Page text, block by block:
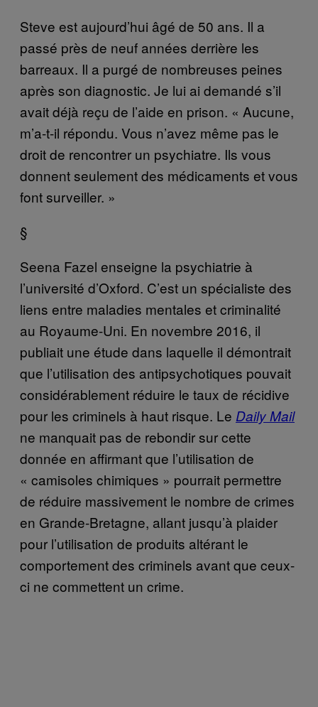
Steve est aujourd’hui âgé de 50 ans. Il a
passé près de neuf années derrière les
barreaux. Il a purgé de nombreuses peines
après son diagnostic. Je lui ai demandé s’il
avait déjà reçu de l’aide en prison. « Aucune,
m’a-t-il répondu. Vous n’avez même pas le
droit de rencontrer un psychiatre. Ils vous
donnent seulement des médicaments et vous
font surveiller. »
§
Seena Fazel enseigne la psychiatrie à
l’université d’Oxford. C’est un spécialiste des
liens entre maladies mentales et criminalité
au Royaume-Uni. En novembre 2016, il
publiait une étude dans laquelle il démontrait
que l’utilisation des antipsychotiques pouvait
considérablement réduire le taux de récidive
pour les criminels à haut risque. Le Daily Mail
ne manquait pas de rebondir sur cette
donnée en affirmant que l’utilisation de
« camisoles chimiques » pourrait permettre
de réduire massivement le nombre de crimes
en Grande-Bretagne, allant jusqu’à plaider
pour l’utilisation de produits altérant le
comportement des criminels avant que ceux-
ci ne commettent un crime.